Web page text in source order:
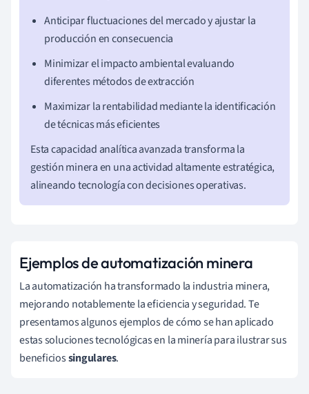
Anticipar fluctuaciones del mercado y ajustar la
producción en consecuencia
Minimizar el impacto ambiental evaluando
diferentes métodos de extracción
Maximizar la rentabilidad mediante la identificación
de técnicas más eficientes
Esta capacidad analítica avanzada transforma la
gestión minera en una actividad altamente estratégica,
alineando tecnología con decisiones operativas.
Ejemplos de automatización minera
La automatización ha transformado la industria minera,
mejorando notablemente la eficiencia y seguridad. Te
presentamos algunos ejemplos de cómo se han aplicado
estas soluciones tecnológicas en la minería para ilustrar sus
beneficiossingulares.